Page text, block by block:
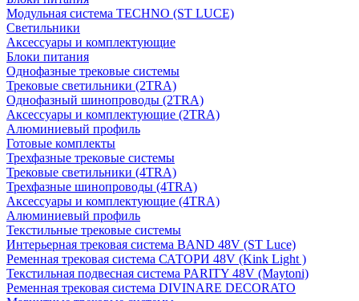
Модульная система TECHNO (ST LUCE)
Светильники
Аксессуары и комплектующие
Блоки питания
Однофазные трековые системы
Трековые светильники (2TRA)
Однофазный шинопроводы (2TRA)
Аксессуары и комплектующие (2TRA)
Алюминиевый профиль
Готовые комплекты
Трехфазные трековые системы
Трековые светильники (4TRA)
Трехфазные шинопроводы (4TRA)
Аксессуары и комплектующие (4TRA)
Алюминиевый профиль
Текстильные трековые системы
Интерьерная трековая система BAND 48V (ST Luce)
Ременная трековая система САТОРИ 48V (Kink Light )
Текстильная подвесная система PARITY 48V (Maytoni)
Ременная трековая система DIVINARE DECORATO